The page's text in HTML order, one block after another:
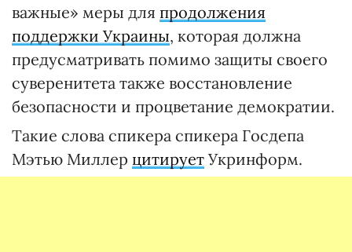
важные» меры для продолжения
поддержки Украины, которая должна
предусматривать помимо защиты своего
суверенитета также восстановление
безопасности и процветание демократии.
Такие слова спикера спикера Госдепа
Мэтью Миллер цитирует Укринформ.